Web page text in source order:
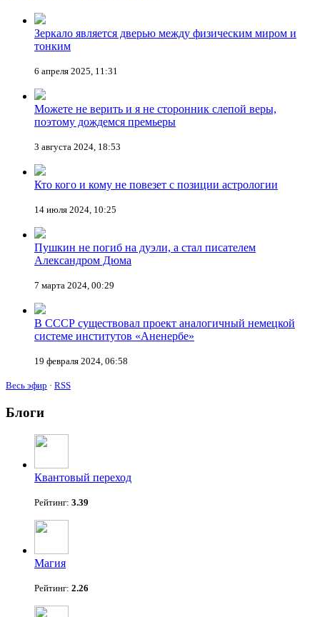
Зеркало является дверью между физическим миром и
тонким
6 апреля 2025, 11:31
Можете не верить и я не сторонник слепой веры,
поэтому дождемся премьеры
3 августа 2024, 18:53
Кто кого и кому не повезет с позиции астрологии
14 июля 2024, 10:25
Пушкин не погиб на дуэли, а стал писателем
Александром Дюма
7 марта 2024, 00:29
В СССР существовал проект аналогичный немецкой
системе институтов «Аненербе»
19 февраля 2024, 06:58
Весь эфир · RSS
Блоги
Квантовый переход
Рейтинг: 3.39
Магия
Рейтинг: 2.26